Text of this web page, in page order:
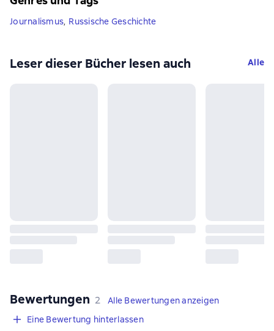
Journalismus, Russische Geschichte
Leser dieser Bücher lesen auch Alle
Bewertungen 2 Bewertungen
2
Alle Bewertungen anzeigen
Eine Bewertung hinterlassen